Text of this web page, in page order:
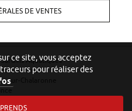
DE VENTES
Jardins Aquatiques
Vernes
sur-Chalaronne
ce site, vous acceptez
pour réaliser des